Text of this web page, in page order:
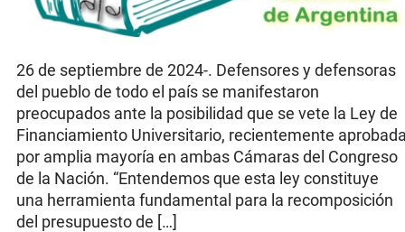
26 de septiembre de 2024-. Defensores y defensoras
del pueblo de todo el país se manifestaron
preocupados ante la posibilidad que se vete la Ley de
Financiamiento Universitario, recientemente
por amplia mayoría en ambas Cámaras del Congreso
de la Nación. “Entendemos que esta ley constituye
una herramienta fundamental para la recomposición
del presupuesto de […]